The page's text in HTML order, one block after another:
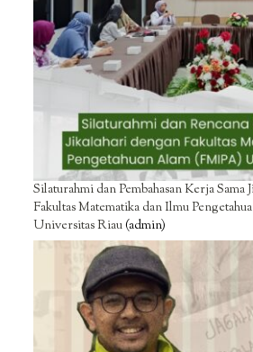
Silaturahmi dan Pembahasan Kerja Sama
Fakultas Matematika dan Ilmu
Universitas Riau(admin)